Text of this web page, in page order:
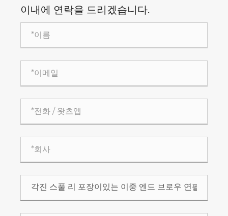
이내에 연락을 드리겠습니다.